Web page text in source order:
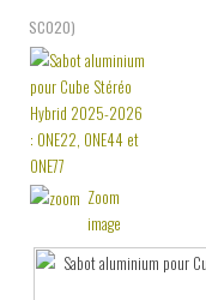
SC020)
Zoom
image